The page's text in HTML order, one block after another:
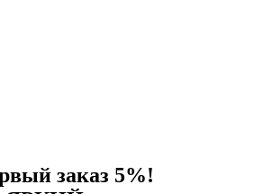
заказ 5%!